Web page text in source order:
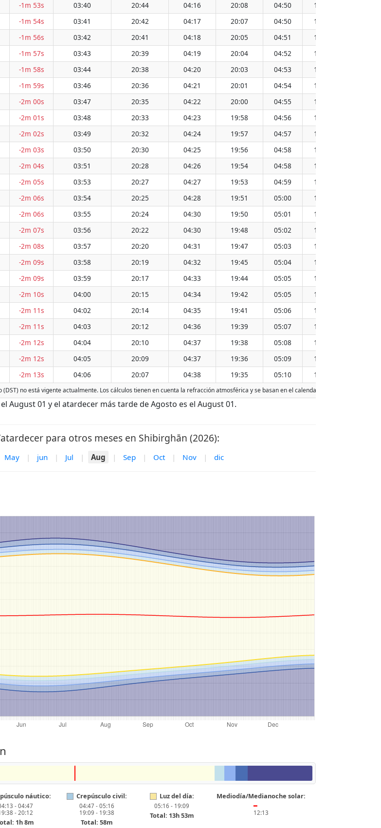
-1m 53s 03:40 20:44 04:16 20:08 04:50 19:34
-1m 54s 03:41 20:42 04:17 20:07 04:50 19:33
-1m 56s 03:42 20:41 04:18 20:05 04:51 19:32
-1m 57s 03:43 20:39 04:19 20:04 04:52 19:31
-1m 58s 03:44 20:38 04:20 20:03 04:53 19:29
-1m 59s 03:46 20:36 04:21 20:01 04:54 19:28
-2m 00s 03:47 20:35 04:22 20:00 04:55 19:27
-2m 01s 03:48 20:33 04:23 19:58 04:56 19:26
-2m 02s 03:49 20:32 04:24 19:57 04:57 19:24
-2m 03s 03:50 20:30 04:25 19:56 04:58 19:23
-2m 04s 03:51 20:28 04:26 19:54 04:58 19:22
-2m 05s 03:53 20:27 04:27 19:53 04:59 19:20
-2m 06s 03:54 20:25 04:28 19:51 05:00 19:19
-2m 06s 03:55 20:24 04:30 19:50 05:01 19:18
-2m 07s 03:56 20:22 04:30 19:48 05:02 19:16
-2m 08s 03:57 20:20 04:31 19:47 05:03 19:15
-2m 09s 03:58 20:19 04:32 19:45 05:04 19:13
-2m 09s 03:59 20:17 04:33 19:44 05:05 19:12
-2m 10s 04:00 20:15 04:34 19:42 05:05 19:11
-2m 11s 04:02 20:14 04:35 19:41 05:06 19:09
-2m 11s 04:03 20:12 04:36 19:39 05:07 19:08
-2m 12s 04:04 20:10 04:37 19:38 05:08 19:06
-2m 12s 04:05 20:09 04:37 19:36 05:09 19:05
-2m 13s 04:06 20:07 04:38 19:35 05:10 19:03
no está vigente actualmente. Los cálculos tienen en cuenta la refracción atmosférica y se basan en el calendario gregoriano. La
August 01 y el atardecer más tarde de Agosto es el August 01.
para otros meses en Shibirghān (2026):
May | jun | Jul | Aug | Sep | Oct | Nov | dic
náutico:
- 04:47
- 20:12
1h 8m
Crepúsculo civil:
04:47 - 05:16
19:09 - 19:38
Total: 58m
Luz del día:
05:16 - 19:09
Total: 13h 53m
Mediodía/Medianoche solar:
━
12:13